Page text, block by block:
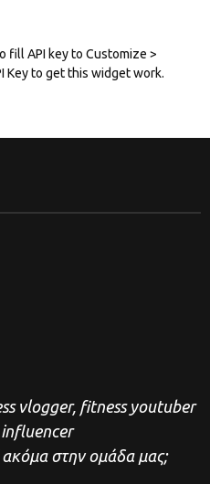
fill API key to Customize >
Key to get this widget work.
vlogger, fitness youtuber
ακόμα στην ομάδα μας;